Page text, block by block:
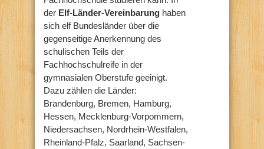
der Elf-Länder-Vereinbarung haben
sich elf Bundesländer über die
gegenseitige Anerkennung des
schulischen Teils der
Fachhochschulreife in der
gymnasialen Oberstufe geeinigt.
Dazu zählen die Länder:
Brandenburg, Bremen, Hamburg,
Hessen, Mecklenburg-Vorpommern,
Niedersachsen, Nordrhein-Westfalen,
Rheinland-Pfalz, Saarland, Sachsen-